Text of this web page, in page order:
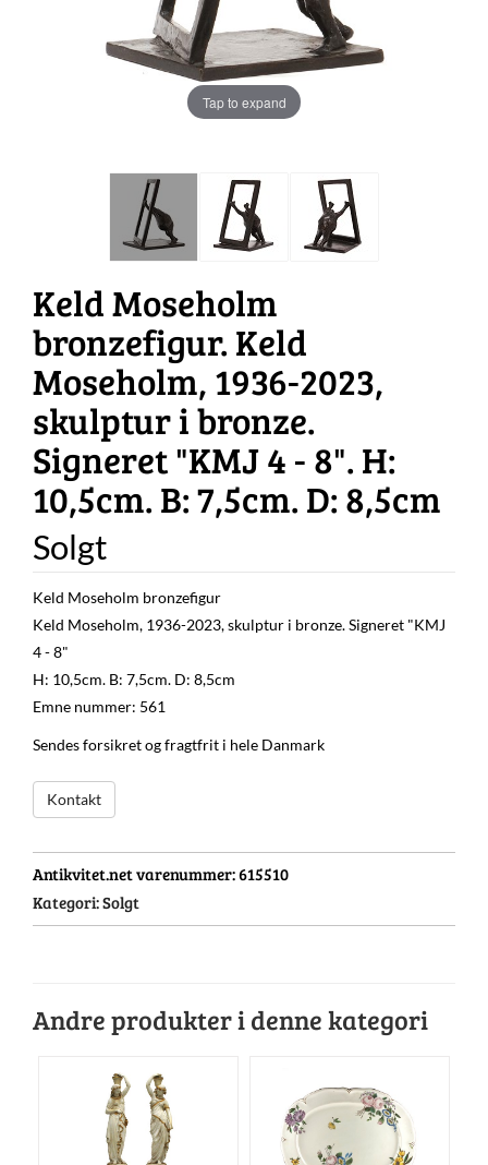
Tap to expand
Keld Moseholm
bronzefigur. Keld
Moseholm, 1936-2023,
skulptur i bronze.
Signeret "KMJ 4 - 8". H:
10,5cm. B: 7,5cm. D: 8,5cm
Solgt
Keld Moseholm bronzefigur
Keld Moseholm, 1936-2023, skulptur i bronze. Signeret "KMJ
4 - 8"
H: 10,5cm. B: 7,5cm. D: 8,5cm
Emne nummer: 561
Sendes forsikret og fragtfrit i hele Danmark
Kontakt
Antikvitet.net varenummer:615510
Kategori:Solgt
Andre produkter i denne kategori